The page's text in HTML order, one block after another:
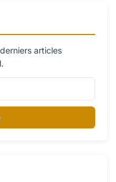
articles